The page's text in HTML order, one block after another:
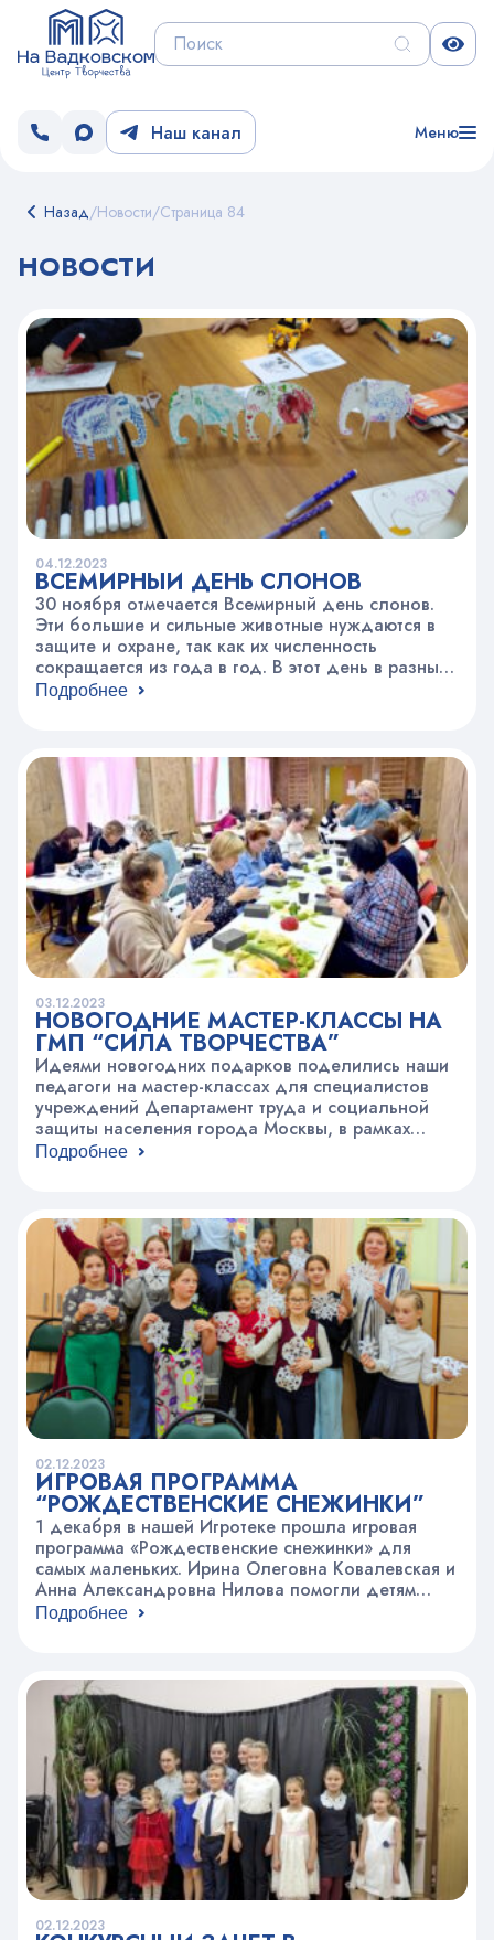
Наш канал Меню
Назад/Новости/Страница 84
НОВОСТИ
04.12.2023
ВСЕМИРНЫЙ ДЕНЬ СЛОНОВ
30 ноября отмечается Всемирный день слонов.
Эти большие и сильные животные нуждаются в
защите и охране, так как их численность
сокращается из года в год. В этот день в разных
странах проводятся мероприятия направленные
больнице наш педагог из реабилитационного
клуба «Липки», Ольга Владимировна
Белокурова, провела…
Подробнее
03.12.2023
НОВОГОДНИЕ МАСТЕР-КЛАССЫ НА
ГМП “СИЛА ТВОРЧЕСТВА”
Идеями новогодних подарков поделились наши
педагоги на мастер-классах для специалистов
учреждений Департамент труда и социальной
защиты населения города Москвы, в рамках
Городской методической площадки «Сила
выбрать творческое направление, которое им
ближе. Можно было сделать новогоднюю
игрушку из полимерной глины, символ года в
технике валяния, декупаж,…
Подробнее
02.12.2023
ИГРОВАЯ ПРОГРАММА
“РОЖДЕСТВЕНСКИЕ СНЕЖИНКИ”
1 декабря в нашей Игротеке прошла игровая
программа «Рождественские снежинки» для
самых маленьких. Ирина Олеговна Ковалевская и
Анна Александровна Нилова помогли детям
научится красиво и правильно вырезать снежинки
Участники программы узнали о том, как
появляются снежинки в природе из пара. Все
вместе вспомнили песни…
Подробнее
02.12.2023